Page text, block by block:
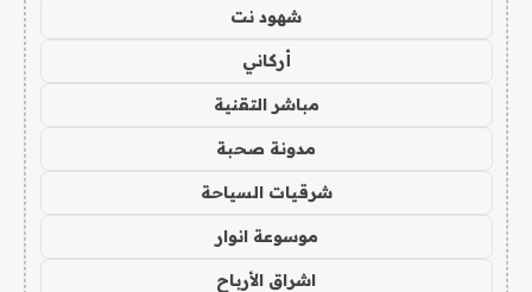
شهود نت
أركاني
مباشر التقنية
مدونة صحبة
شرقيات السياحة
موسوعة انوار
اشراق الأرباح